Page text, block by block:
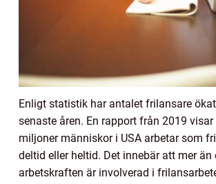
Enligt statistik har antalet frilansare
senaste åren. En rapport från 2019
miljoner människor i USA arbetar som
deltid eller heltid. Det innebär att mer än
arbetskraften är involverad i